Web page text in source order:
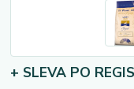
+ SLEVA PO